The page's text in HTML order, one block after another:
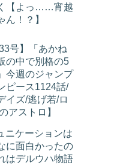
【よっ……宵越
ん！？】
号】「あかね
の中で別格の5
今週のジャンプ
ピース1124話/
イズ/逃げ若/ロ
アストロ】
ニケーションは
に面白かったの
はデルウハ物語